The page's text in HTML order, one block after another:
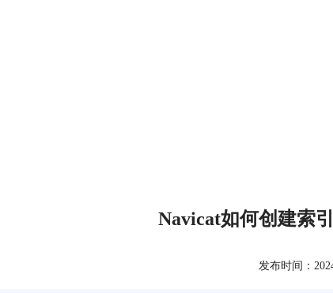
Navicat如何创建索
发布时间：